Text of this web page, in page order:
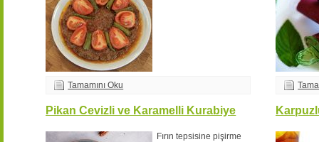
Tamamını Oku
Pikan Cevizli ve Karamelli Kurabiye
Fırın tepsisine pişirme